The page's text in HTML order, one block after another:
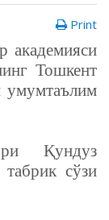
Print
академияси
Тошкент
умумтаълим
Қундуз
сўзи